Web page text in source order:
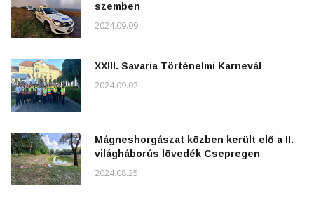
szemben
2024.09.09.
XXIII. Savaria Történelmi Karnevál
2024.09.02.
Mágneshorgászat közben került elő a II.
világháborús lövedék Csepregen
2024.08.25.